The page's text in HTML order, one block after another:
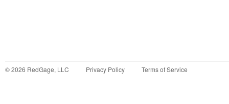
©2026 RedGage, LLC Privacy Policy Terms of Service